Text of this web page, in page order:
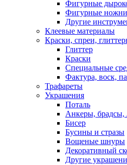
Фигурные
Фигурные
Другие
Клеевые материалы
Краски, спреи,
Глиттер
Краски
Специальные
Фактура, воск,
Трафареты
Украшения
Поталь
Анкеры, брадсы,
Бисер
Бусины и стразы
Вощеные шнуры
Декоративный
Другие